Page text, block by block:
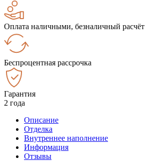
Оплата наличными, безналичный расчёт
Беспроцентная рассрочка
Гарантия
2 года
Описание
Отделка
Внутреннее наполнение
Информация
Отзывы